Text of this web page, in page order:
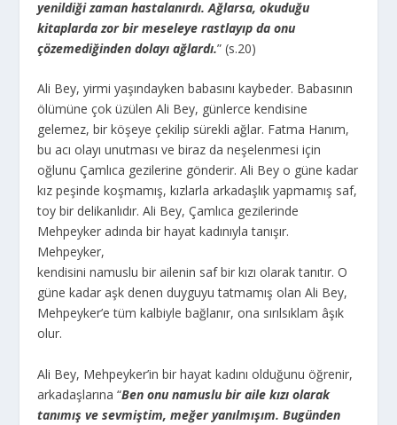
yenildiği zaman hastalanırdı. Ağlarsa, okuduğu
kitaplarda zor bir meseleye rastlayıp da onu
çözemediğinden dolayı ağlardı.” (s.20)
Ali Bey, yirmi yaşındayken babasını kaybeder. Babasının
ölümüne çok üzülen Ali Bey, günlerce kendisine
gelemez, bir köşeye çekilip sürekli ağlar. Fatma Hanım,
bu acı olayı unutması ve biraz da neşelenmesi için
oğlunu Çamlıca gezilerine gönderir. Ali Bey o güne kadar
kız peşinde koşmamış, kızlarla arkadaşlık yapmamış saf,
toy bir delikanlıdır. Ali Bey, Çamlıca gezilerinde
Mehpeyker adında bir hayat kadınıyla tanışır.
Mehpeyker,
kendisini namuslu bir ailenin saf bir kızı olarak tanıtır. O
güne kadar aşk denen duyguyu tatmamış olan Ali Bey,
Mehpeyker’e tüm kalbiyle bağlanır, ona sırılsıklam âşık
olur.
Ali Bey, Mehpeyker’in bir hayat kadını olduğunu öğrenir,
arkadaşlarına “Ben onu namuslu bir aile kızı olarak
tanımış ve sevmiştim, meğer yanılmışım. Bugünden